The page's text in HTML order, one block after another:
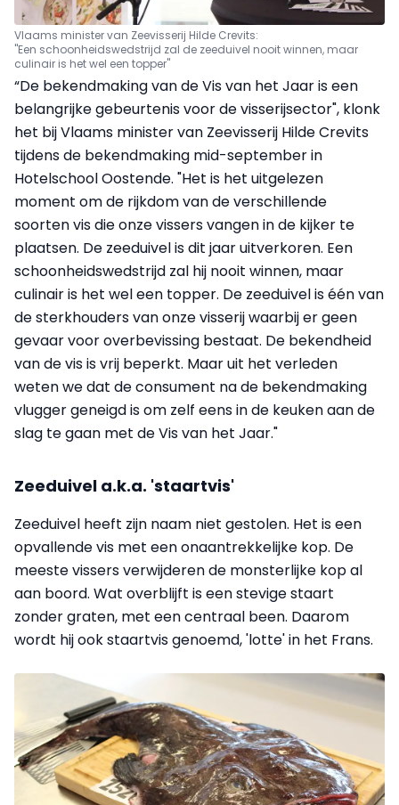
Vlaams minister van Zeevisserij Hilde Crevits:
"Een schoonheidswedstrijd zal de zeeduivel nooit winnen, maar
culinair is het wel een topper"
“De bekendmaking van de Vis van het Jaar is een
belangrijke gebeurtenis voor de visserijsector", klonk
het bij Vlaams minister van Zeevisserij Hilde Crevits
tijdens de bekendmaking mid-september in
Hotelschool Oostende. "Het is het uitgelezen
moment om de rijkdom van de verschillende
soorten vis die onze vissers vangen in de kijker te
plaatsen. De zeeduivel is dit jaar uitverkoren. Een
schoonheidswedstrijd zal hij nooit winnen, maar
culinair is het wel een topper. De zeeduivel is één van
de sterkhouders van onze visserij waarbij er geen
gevaar voor overbevissing bestaat. De bekendheid
van de vis is vrij beperkt. Maar uit het verleden
weten we dat de consument na de bekendmaking
vlugger geneigd is om zelf eens in de keuken aan de
slag te gaan met de Vis van het Jaar."
Zeeduivel a.k.a. 'staartvis'
Zeeduivel heeft zijn naam niet gestolen. Het is een
opvallende vis met een onaantrekkelijke kop. De
meeste vissers verwijderen de monsterlijke kop al
aan boord. Wat overblijft is een stevige staart
zonder graten, met een centraal been. Daarom
wordt hij ook staartvis genoemd, 'lotte' in het Frans.